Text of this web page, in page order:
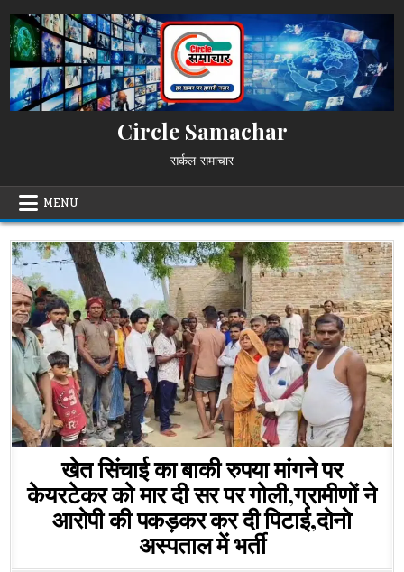
to
content
Circle Samachar
सर्कल समाचार
MENU
खेत सिंचाई का बाकी रुपया मांगने पर
केयरटेकर को मार दी सर पर गोली,ग्रामीणों ने
आरोपी की पकड़कर कर दी पिटाई,दोनो
अस्पताल में भर्ती